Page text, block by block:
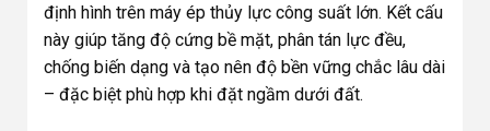
định hình trên máy ép thủy lực công suất lớn. Kết cấu
này giúp tăng độ cứng bề mặt, phân tán lực đều,
chống biến dạng và tạo nên độ bền vững chắc lâu dài
– đặc biệt phù hợp khi đặt ngầm dưới đất.